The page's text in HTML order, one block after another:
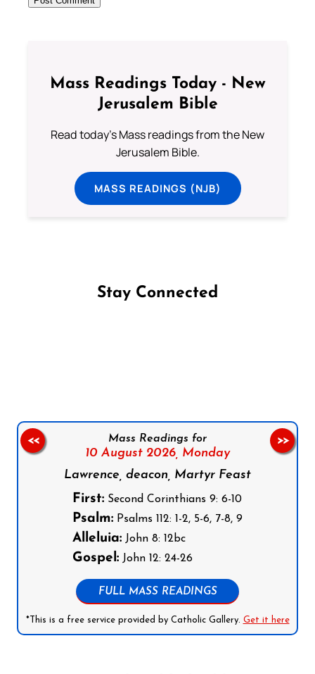
Mass Readings Today - New
Jerusalem Bible
Read today's Mass readings from the New
Jerusalem Bible.
MASS READINGS (NJB)
Stay Connected
Mass Readings for
10 August 2026, Monday
Lawrence, deacon, Martyr Feast
First: Second Corinthians 9: 6-10
Psalm: Psalms 112: 1-2, 5-6, 7-8, 9
Alleluia: John 8: 12bc
Gospel: John 12: 24-26
FULL MASS READINGS
*This is a free service provided by Catholic Gallery. Get it here
<< >>